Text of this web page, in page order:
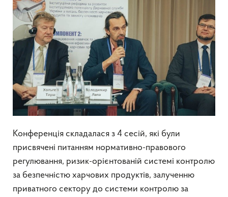
Конференція складалася з 4 сесій, які були
присвячені питанням нормативно-правового
регулювання, ризик-орієнтованій системі контролю
за безпечністю харчових продуктів, залученню
приватного сектору до системи контролю за